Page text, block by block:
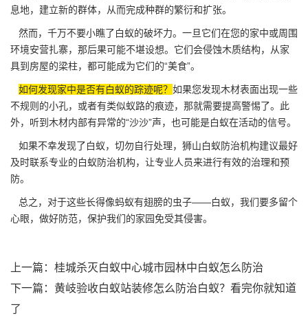
息地，建立新的群体，从而完成种群的繁衍和扩张。
然而，千万不要小瞧了白蚁的破坏力。一旦它们在您的家中或周围
环境安营扎寨，那后果可能不堪设想。它们会侵蚀木质结构，从家
具到房屋的梁柱，都可能成为它们的“美食”。
如何发现家中是否有白蚁的踪迹呢？ 如果您发现木材表面出现一些
不规则的小孔，或者有类似蚁路的痕迹，那就需要提高警惕了。此
外，听到木材内部有异常的“沙沙”声，也可能是白蚁在活动的信号。
如果不幸发现了白蚁，切勿自行处理，狮山白蚁防治机构建议最好
及时联系专业的白蚁防治机构，让专业人员来进行有效的治理和预
防。
总之，对于这些长得像蚂蚁有翅膀的虫子——白蚁，我们要多留个
心眼，做好防范，保护我们的家园免受其侵害。
上一篇： 桂城杀灭白蚁中心城市园林中白蚁怎么防治
下一篇： 黄岐验收白蚁站装修怎么防治白蚁？看完你就知道
了